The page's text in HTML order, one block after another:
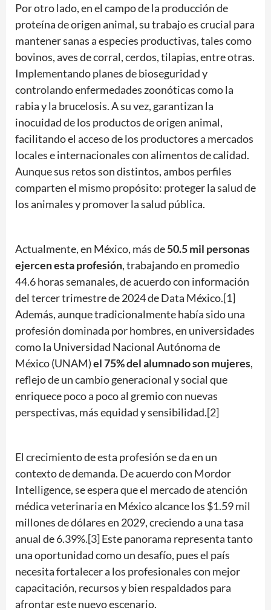
Por otro lado, en el campo de la producción de
proteína de origen animal, su trabajo es crucial para
mantener sanas a especies productivas, tales como
bovinos, aves de corral, cerdos, tilapias, entre otras.
Implementando planes de bioseguridad y
controlando enfermedades zoonóticas como la
rabia y la brucelosis. A su vez, garantizan la
inocuidad de los productos de origen animal,
facilitando el acceso de los productores a mercados
locales e internacionales con alimentos de calidad.
Aunque sus retos son distintos, ambos perfiles
comparten el mismo propósito: proteger la salud de
los animales y promover la salud pública.
Actualmente, en México, más de50.5 mil personas
ejercen esta profesión, trabajando en promedio
44.6 horas semanales, de acuerdo con información
del tercer trimestre de 2024 de Data México.[1]
Además, aunque tradicionalmente había sido una
profesión dominada por hombres, en universidades
como la Universidad Nacional Autónoma de
México (UNAM)el 75% del alumnado son mujeres,
reflejo de un cambio generacional y social que
enriquece poco a poco al gremio con nuevas
perspectivas, más equidad y sensibilidad.[2]
El crecimiento de esta profesión se da en un
contexto de demanda. De acuerdo con Mordor
Intelligence, se espera que el mercado de atención
médica veterinaria en México alcance los $1.59 mil
millones de dólares en 2029, creciendo a una tasa
anual de 6.39%.[3] Este panorama representa tanto
una oportunidad como un desafío, pues el país
necesita fortalecer a los profesionales con mejor
capacitación, recursos y bien respaldados para
afrontar este nuevo escenario.